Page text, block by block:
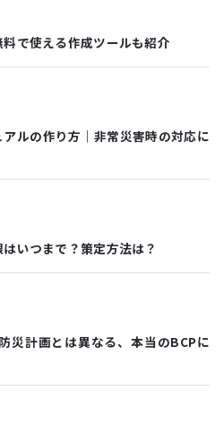
で使える作成ツールも紹介
ルの作り方｜非常災害時の対応に
いつまで？策定方法は？
災計画とは異なる、本当のBCPに